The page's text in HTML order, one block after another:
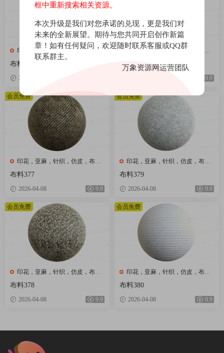
印花，亚麻，针织，仿皮，布
匹，家纺，绒布
布料375
2026-04-08
印花，亚麻，针织，仿皮，布
布料376
9.9
印花，亚麻，针织，仿皮，布
匹，家纺，绒布
布料377
2026-04-08 9.9
会员免费
印花，亚麻，针织，仿皮，布
匹，家纺，绒布
布料379
2026-04-08 9.9
会员免费
印花，亚麻，针织，仿皮，布
匹，家纺，绒布
布料378
2026-04-08 9.9
会员免费
印花，亚麻，针织，仿皮，布
匹，家纺，绒布
布料380
2026-04-08 9.9
会员免费
框中重新搜索相关资源。
本次升级是我们对您承诺的兑现，更是我们对
未来的全新展望。期待与您共同开启创作新篇
章！如有任何疑问，欢迎随时联系客服或QQ群
联系群主。
万象资源网运营团队